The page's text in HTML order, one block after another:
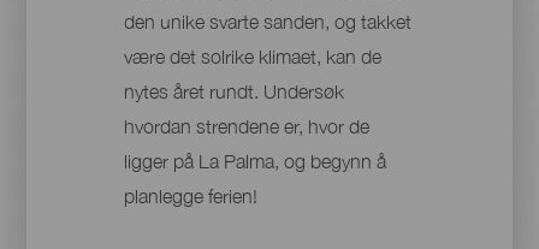
den unike svarte sanden, og takket
være det solrike klimaet, kan de
nytes året rundt. Undersøk
hvordan strendene er, hvor de
ligger på La Palma, og begynn å
planlegge ferien!